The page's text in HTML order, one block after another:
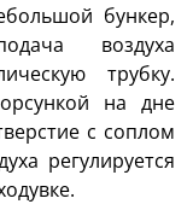
бункер,
воздуха
трубку.
на дне
с соплом
регулируется